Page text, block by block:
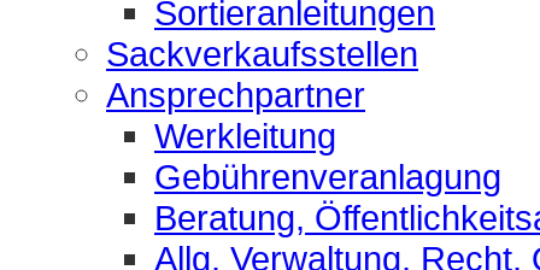
Sortieranleitungen
Sackverkaufsstellen
Ansprechpartner
Werkleitung
Gebührenveranlagung
Beratung,
Allg. Verwaltung, Recht,